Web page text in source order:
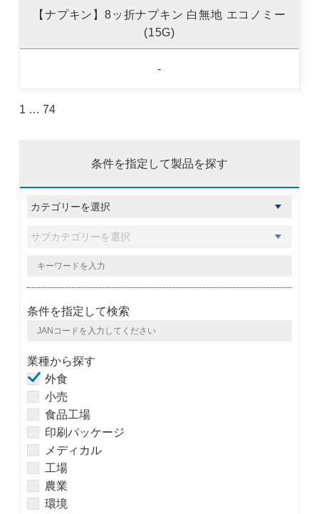
【ナプキン】8ッ折ナプキン 白無地 エコノミー
(15G)
-
1 … 74
条件を指定して製品を探す
条件を指定して検索
業種から探す
外食
小売
食品工場
印刷パッケージ
メディカル
工場
農業
環境